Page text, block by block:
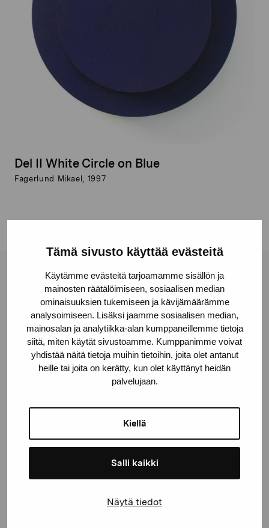
Tämä sivusto käyttää evästeitä
Käytämme evästeitä tarjoamamme sisällön ja
mainosten räätälöimiseen, sosiaalisen median
ominaisuuksien tukemiseen ja kävijämäärämme
analysoimiseen. Lisäksi jaamme sosiaalisen median,
mainosalan ja analytiikka-alan kumppaneillemme tietoja
siitä, miten käytät sivustoamme. Kumppanimme voivat
yhdistää näitä tietoja muihin tietoihin, joita olet antanut
heille tai joita on kerätty, kun olet käyttänyt heidän
palvelujaan.
Kiellä
Salli kaikki
Näytä tiedot
Del II White Circle on Blue
Fagerlund Mikael, 1997
Stiftelsen Pro Artibus
Gustav Wasas gata 11
10600 Ekenäs
proartibus@proartibus.fi
+358 (0)50 371 6339
Kontakta oss